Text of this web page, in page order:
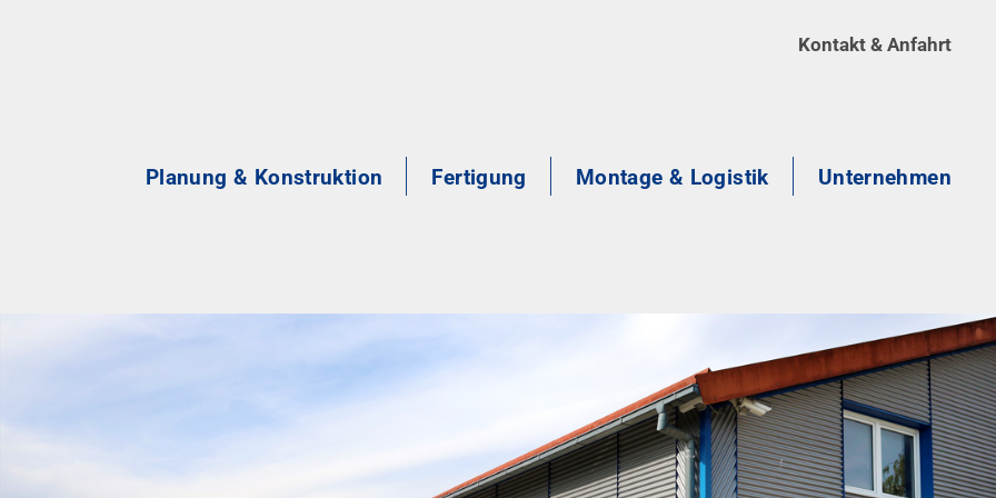
Kontakt & Anfahrt
Planung & Konstruktion Fertigung Montage & Logistik Unternehmen